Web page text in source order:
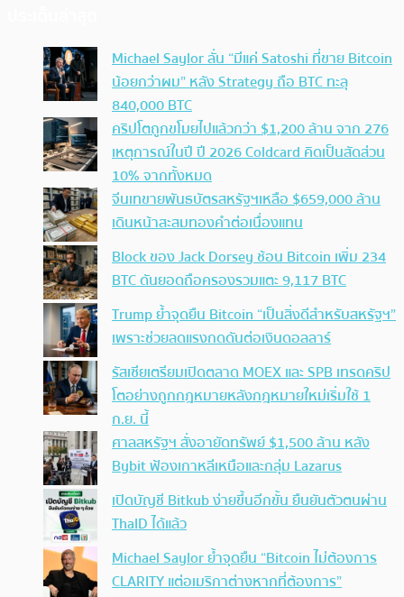
Michael Saylor ลั่น “มีแค่ Satoshi ที่ขาย Bitcoin
น้อยกว่าผม” หลัง Strategy ถือ BTC ทะลุ
840,000 BTC
คริปโตถูกขโมยไปแล้วกว่า $1,200 ล้าน จาก 276
เหตุการณ์ในปี ปี 2026 Coldcard คิดเป็นสัดส่วน
10% จากทั้งหมด
จีนเทขายพันธบัตรสหรัฐฯเหลือ $659,000 ล้าน
เดินหน้าสะสมทองคำต่อเนื่องแทน
Block ของ Jack Dorsey ช้อน Bitcoin เพิ่ม 234
BTC ดันยอดถือครองรวมแตะ 9,117 BTC
Trump ย้ำจุดยืน Bitcoin “เป็นสิ่งดีสำหรับสหรัฐฯ”
เพราะช่วยลดแรงกดดันต่อเงินดอลลาร์
รัสเซียเตรียมเปิดตลาด MOEX และ SPB เทรดคริป
โตอย่างถูกกฎหมายหลังกฎหมายใหม่เริ่มใช้ 1
ก.ย. นี้
ศาลสหรัฐฯ สั่งอายัดทรัพย์ $1,500 ล้าน หลัง
Bybit ฟ้องเกาหลีเหนือและกลุ่ม Lazarus
เปิดบัญชี Bitkub ง่ายขึ้นอีกขั้น ยืนยันตัวตนผ่าน
ThaID ได้แล้ว
Michael Saylor ย้ำจุดยืน “Bitcoin ไม่ต้องการ
CLARITY แต่อเมริกาต่างหากที่ต้องการ”